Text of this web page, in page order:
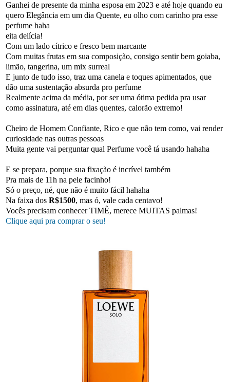
Ganhei de presente da minha esposa em 2023 e até hoje quando eu
quero Elegância em um dia Quente, eu olho com carinho pra esse
perfume haha
eita delícia!
Com um lado cítrico e fresco bem marcante
Com muitas frutas em sua composição, consigo sentir bem goiaba,
limão, tangerina, um mix surreal
E junto de tudo isso, traz uma canela e toques apimentados, que
dão uma sustentação absurda pro perfume
Realmente acima da média, por ser uma ótima pedida pra usar
como assinatura, até em dias quentes, calorão extremo!
Cheiro de Homem Confiante, Rico e que não tem como, vai render
curiosidade nas outras pessoas
Muita gente vai perguntar qual Perfume você tá usando hahaha
E se prepara, porque sua fixação é incrível também
Pra mais de 11h na pele facinho!
Só o preço, né, que não é muito fácil hahaha
Na faixa dos R$1500, mas ó, vale cada centavo!
Vocês precisam conhecer TIMÊ, merece MUITAS palmas!
Clique aqui pra comprar o seu!